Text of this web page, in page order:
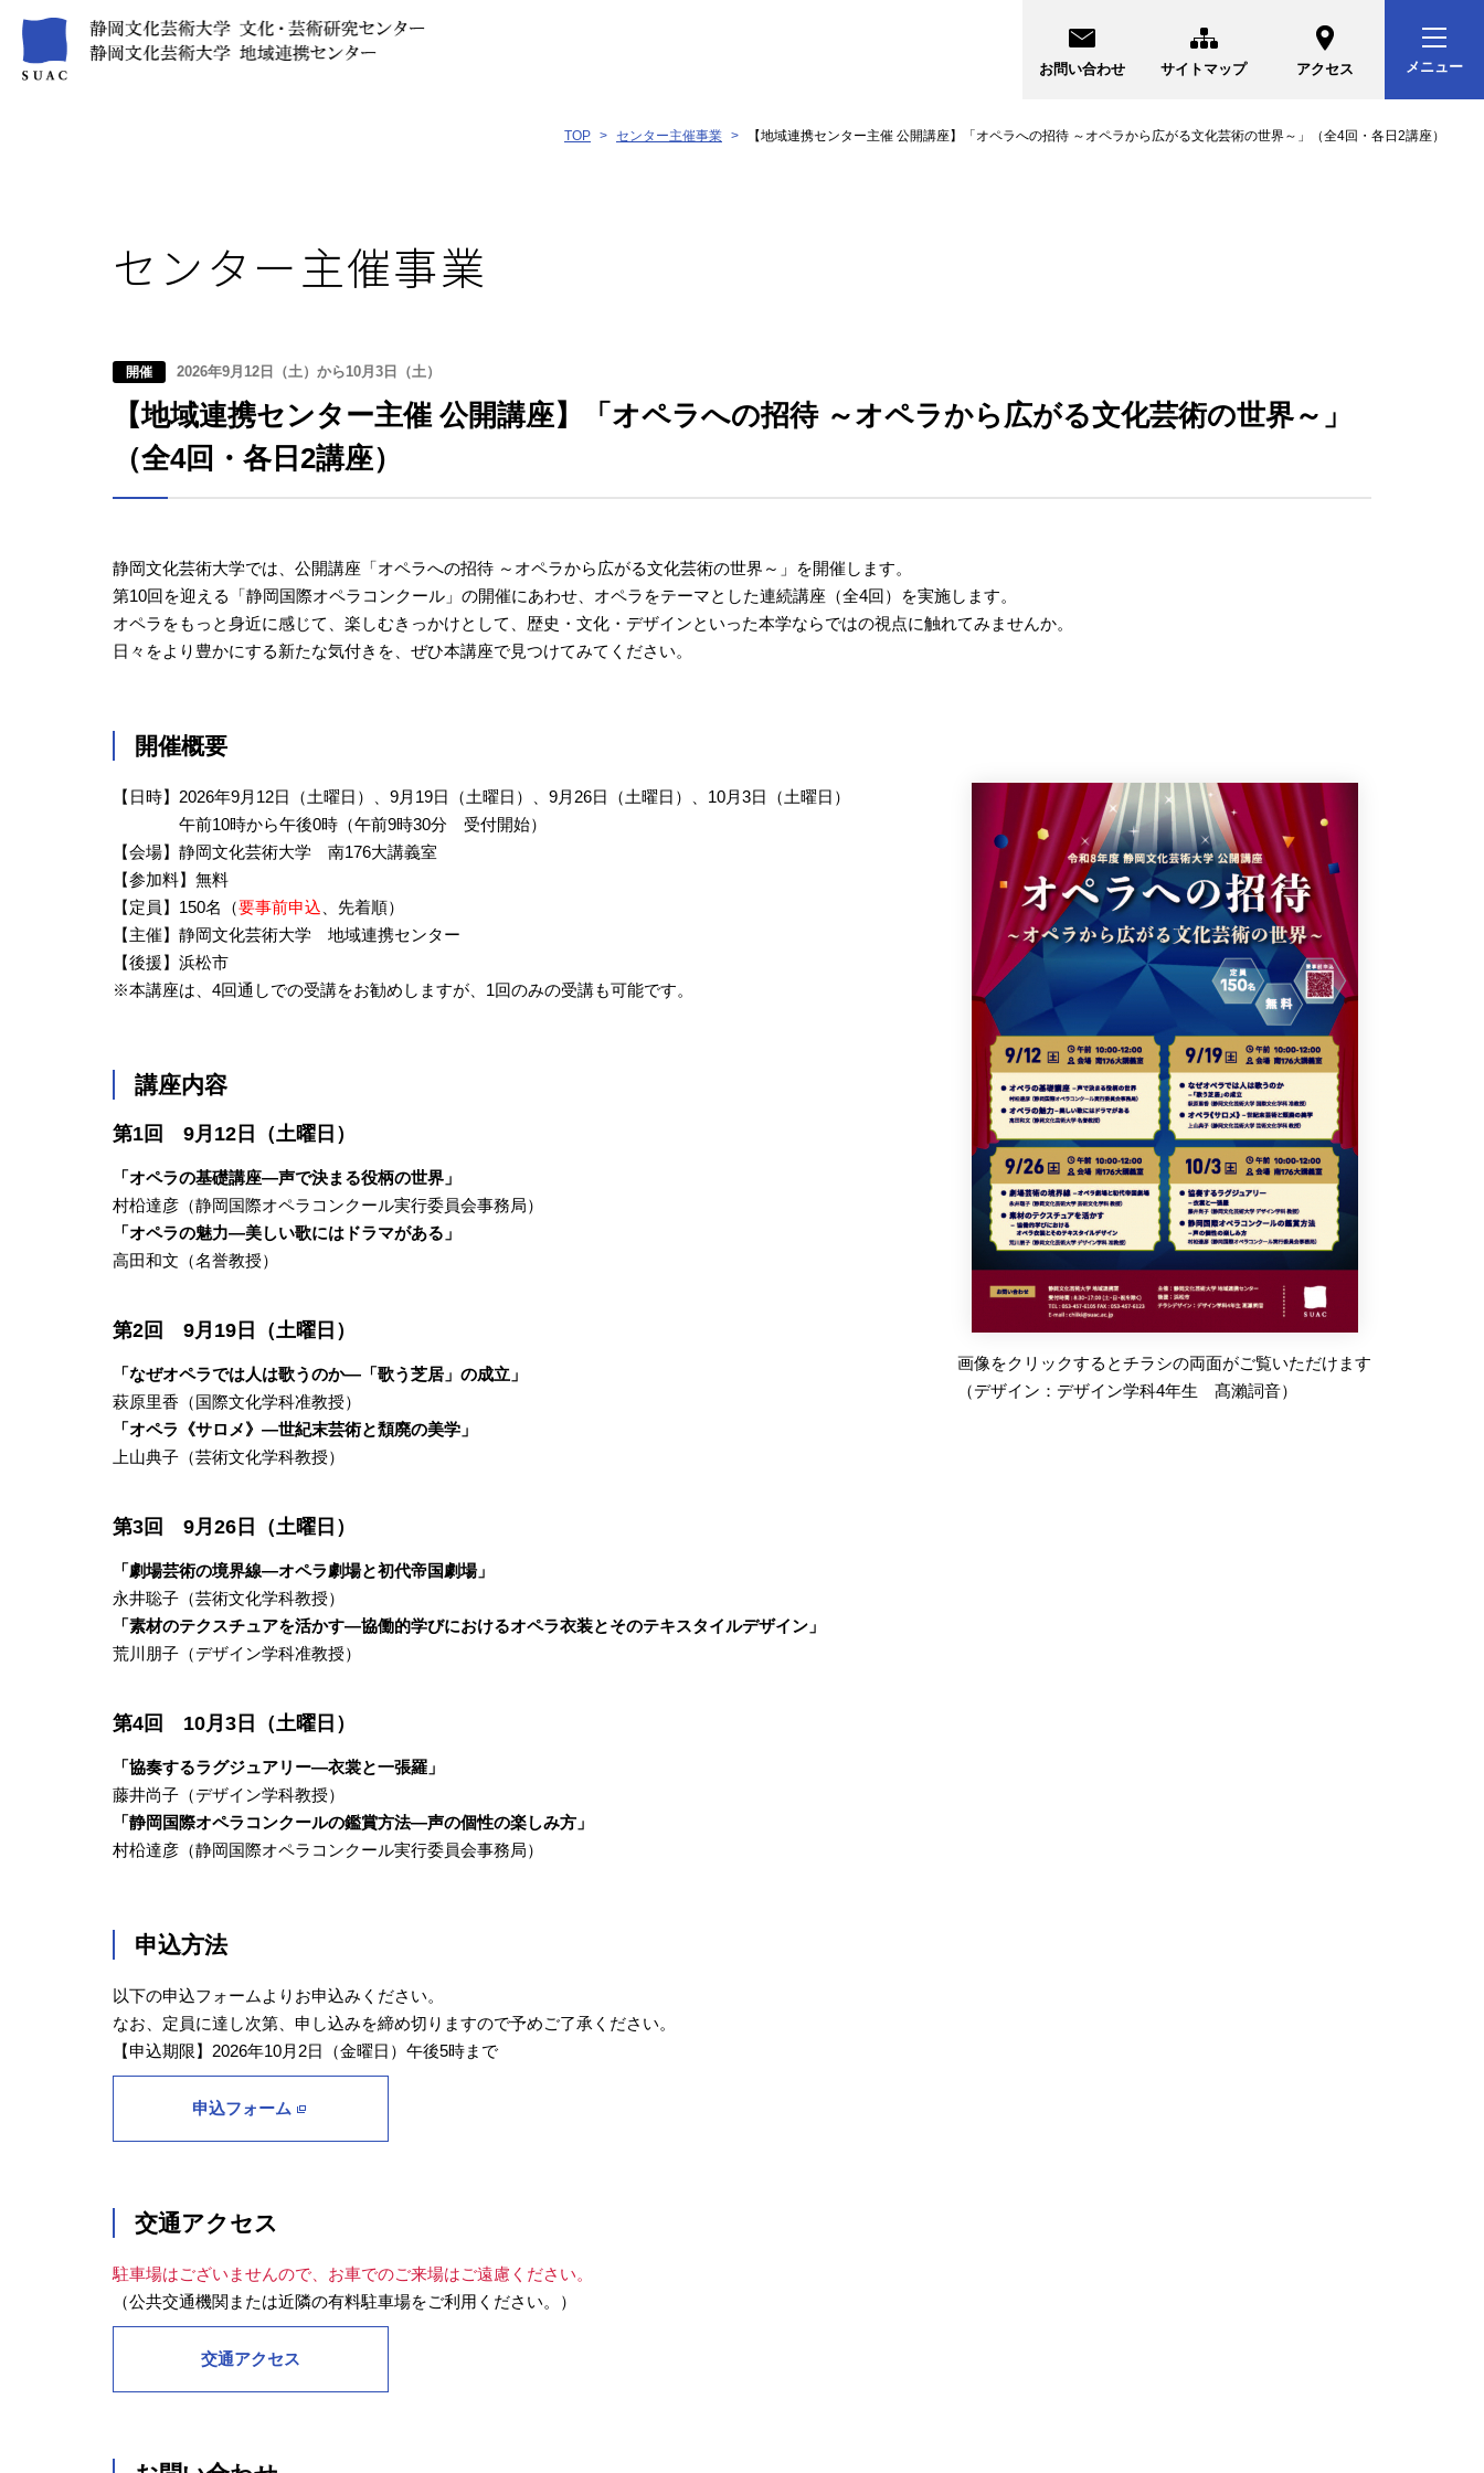
お問い合わせ サイトマップ アクセス メニュー
TOP センター主催事業 【地域連携センター主催 公開講座】「オペラへの招待 ～オペラから広がる文化芸術の世界～」（全4回・各日2講座）
センター主催事業
開催 2026年9月12日（土）から10月3日（土）
【地域連携センター主催 公開講座】「オペラへの招待 ～オペラから広がる文化芸術の世界～」
（全4回・各日2講座）
静岡文化芸術大学では、公開講座「オペラへの招待 ～オペラから広がる文化芸術の世界～」を開催します。
第10回を迎える「静岡国際オペラコンクール」の開催にあわせ、オペラをテーマとした連続講座（全4回）を実施します。
オペラをもっと身近に感じて、楽しむきっかけとして、歴史・文化・デザインといった本学ならではの視点に触れてみませんか。
日々をより豊かにする新たな気付きを、ぜひ本講座で見つけてみてください。
開催概要
画像をクリックするとチラシの両面がご覧いただけます
（デザイン：デザイン学科4年生 髙瀨詞音）
【日時】2026年9月12日（土曜日）、9月19日（土曜日）、9月26日（土曜日）、10月3日（土曜日）
午前10時から午後0時（午前9時30分 受付開始）
【会場】静岡文化芸術大学 南176大講義室
【参加料】無料
【定員】150名（要事前申込 、先着順）
【主催】静岡文化芸術大学 地域連携センター
【後援】浜松市
※本講座は、4回通しでの受講をお勧めしますが、1回のみの受講も可能です。
講座内容
第1回 9月12日（土曜日）
「オペラの基礎講座―声で決まる役柄の世界」
村柗達彦（静岡国際オペラコンクール実行委員会事務局）
「オペラの魅力―美しい歌にはドラマがある」
高田和文（名誉教授）
第2回 9月19日（土曜日）
「なぜオペラでは人は歌うのか―「歌う芝居」の成立」
萩原里香（国際文化学科准教授）
「オペラ《サロメ》―世紀末芸術と頽廃の美学」
上山典子（芸術文化学科教授）
第3回 9月26日（土曜日）
「劇場芸術の境界線―オペラ劇場と初代帝国劇場」
永井聡子（芸術文化学科教授）
「素材のテクスチュアを活かす―協働的学びにおけるオペラ衣装とそのテキスタイルデザイン」
荒川朋子（デザイン学科准教授）
第4回 10月3日（土曜日）
「協奏するラグジュアリー―衣裳と一張羅」
藤井尚子（デザイン学科教授）
「静岡国際オペラコンクールの鑑賞方法―声の個性の楽しみ方」
村柗達彦（静岡国際オペラコンクール実行委員会事務局）
申込方法
以下の申込フォームよりお申込みください。
なお、定員に達し次第、申し込みを締め切りますので予めご了承ください。
【申込期限】2026年10月2日（金曜日）午後5時まで
申込フォーム
交通アクセス
駐車場はございませんので、お車でのご来場はご遠慮ください。
（公共交通機関または近隣の有料駐車場をご利用ください。）
交通アクセス